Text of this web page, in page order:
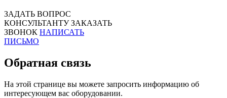
ЗАДАТЬ ВОПРОС
КОНСУЛЬТАНТУ ЗАКАЗАТЬ
ЗВОНОК НАПИСАТЬ
ПИСЬМО
Обратная связь
На этой странице вы можете запросить информацию об
интересующем вас оборудовании.